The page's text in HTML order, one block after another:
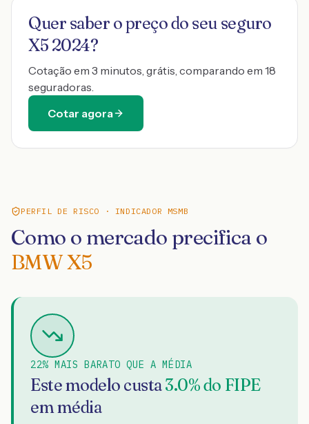
Quer saber o preço do seu seguro
X5 2024?
Cotação em 3 minutos, grátis, comparando em 18
seguradoras.
Cotar agora
PERFIL DE RISCO · INDICADOR MSMB
Como o mercado precifica o
BMW X5
22% MAIS BARATO QUE A MÉDIA
Este modelo custa3.0% do FIPE
em média